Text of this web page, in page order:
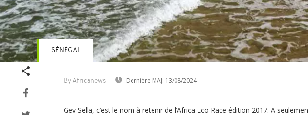
By Africanews Dernière MAJ: 13/08/2024
SÉNÉGAL
Gev Sella, c’est le nom à retenir de l’Africa Eco Race édition 2017. A